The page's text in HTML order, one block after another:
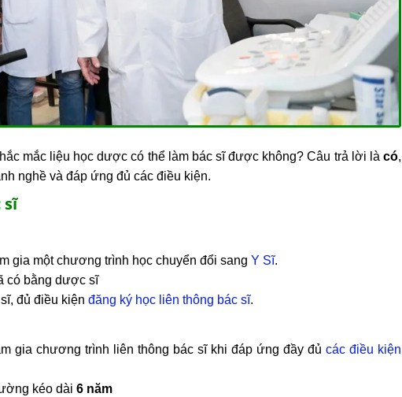
mắc liệu học dược có thể làm bác sĩ được không? Câu trả lời là có,
nghề và đáp ứng đủ các điều kiện.
sĩ
gia một chương trình học chuyển đổi sang Y Sĩ.
có bằng dược sĩ
đủ điều kiện đăng ký học liên thông bác sĩ.
gia chương trình liên thông bác sĩ khi đáp ứng đầy đủ các điều kiện
kéo dài 6 năm